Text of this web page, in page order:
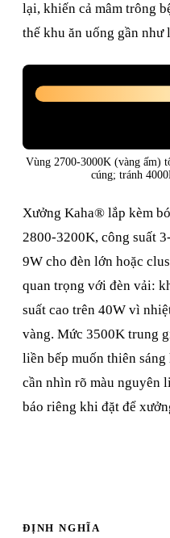
lại, khiến cả mâm trông
thế khu ăn uống gần như
Vùng 2700-3000K (vàng ấm)
cúng; tránh
Xưởng Kaha® lắp kèm
2800-3200K, công suất
9W cho đèn lớn hoặc
quan trọng với đèn vải:
suất cao trên 40W vì
vàng. Mức 3500K trung
liền bếp muốn thiên
cần nhìn rõ màu nguyên
báo riêng khi đặt để
ĐỊNH NGHĨA